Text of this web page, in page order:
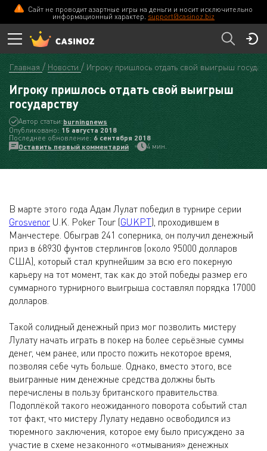
Сайт не проводит азартные игры на деньги и носит исключительно
информационный характер. support@casinoz.biz
Главная Новости Игроку пришлось отдать свой выигрыш
Игроку пришлось отдать свой выигрыш
государству
Автор статьи:burningnews
Опубликовано: 15 августа 2018
Последнее обновление:6 сентября 2018
Оставить первый комментарий
4 мин.
В марте этого года Адам Лулат победил в турнире серии
Grosvenor U.K. Poker Tour (GUKPT), проходившем в
Манчестере. Обыграв 241 соперника, он получил денежный
приз в 68930 фунтов стерлингов (около 95000 долларов
США), который стал крупнейшим за всю его покерную
карьеру на тот момент, так как до этой победы размер его
суммарного турнирного выигрыша составлял порядка 17000
долларов.
Такой солидный денежный приз мог позволить мистеру
Лулату начать играть в покер на более серьёзные суммы
денег, чем ранее, или просто пожить некоторое время,
позволяя себе чуть больше. Однако, вместо этого, все
выигранные ним денежные средства должны быть
перечислены в пользу британского правительства.
Подоплёкой такого неожиданного поворота событий стал
тот факт, что мистеру Лулату недавно освободился из
тюремного заключения, которое ему было присуждено за
участие в схеме незаконного «отмывания» денежных